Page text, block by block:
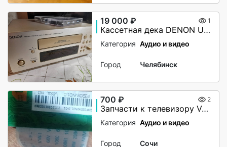
19 000 ₽ 1
Каcсeтная декa DЕNОN UРА-F07.
Категория Аудио и видео
Город Челябинск
700 ₽ 2
Запчасти к телевизору V-home 32LH0214
Категория Аудио и видео
Город Сочи